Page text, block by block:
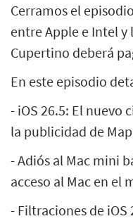
Cerramos el
entre Apple e Intel
Cupertino deberá
En este episodio
- iOS 26.5: El nuevo
la publicidad de
- Adiós al Mac mini
acceso al Mac en el
- Filtraciones de iOS